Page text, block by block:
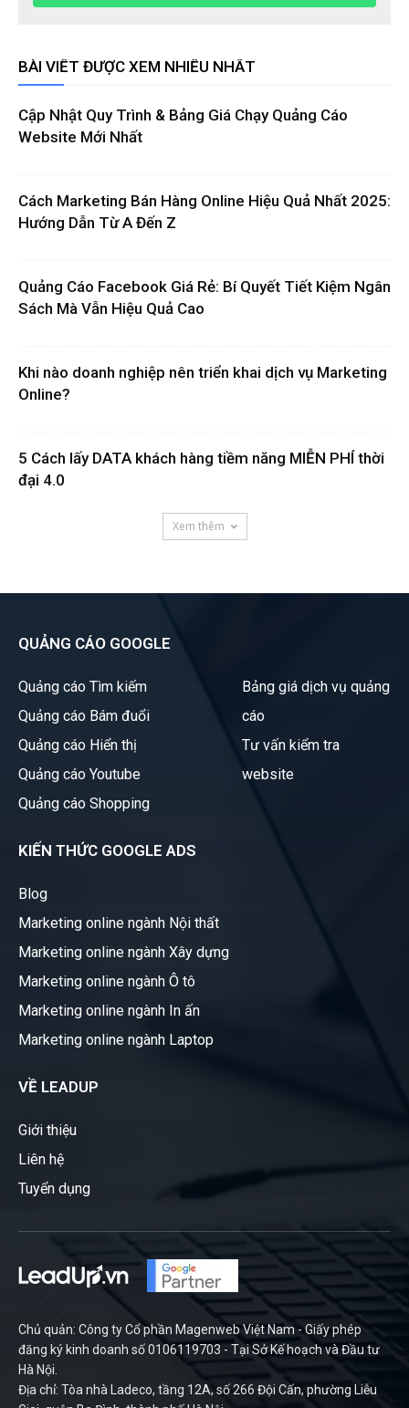
BÀI VIẾT ĐƯỢC XEM NHIỀU NHẤT
Cập Nhật Quy Trình & Bảng Giá Chạy Quảng Cáo
Website Mới Nhất
Cách Marketing Bán Hàng Online Hiệu Quả Nhất 2025:
Hướng Dẫn Từ A Đến Z
Quảng Cáo Facebook Giá Rẻ: Bí Quyết Tiết Kiệm Ngân
Sách Mà Vẫn Hiệu Quả Cao
Khi nào doanh nghiệp nên triển khai dịch vụ Marketing
Online?
5 Cách lấy DATA khách hàng tiềm năng MIỄN PHÍ thời
đại 4.0
Xem thêm
QUẢNG CÁO GOOGLE
Quảng cáo Tìm kiếm
Quảng cáo Bám đuổi
Quảng cáo Hiển thị
Quảng cáo Youtube
Quảng cáo Shopping
Bảng giá dịch vụ quảng
cáo
Tư vấn kiểm tra
website
KIẾN THỨC GOOGLE ADS
Blog
Marketing online ngành Nội thất
Marketing online ngành Xây dựng
Marketing online ngành Ô tô
Marketing online ngành In ấn
Marketing online ngành Laptop
VỀ LEADUP
Giới thiệu
Liên hệ
Tuyển dụng
Chủ quản: Công ty Cổ phần Magenweb Việt Nam - Giấy phép
đăng ký kinh doanh số 0106119703 - Tại Sở Kế hoạch và Đầu tư
Hà Nội.
Địa chỉ: Tòa nhà Ladeco, tầng 12A, số 266 Đội Cấn, phường Liễu